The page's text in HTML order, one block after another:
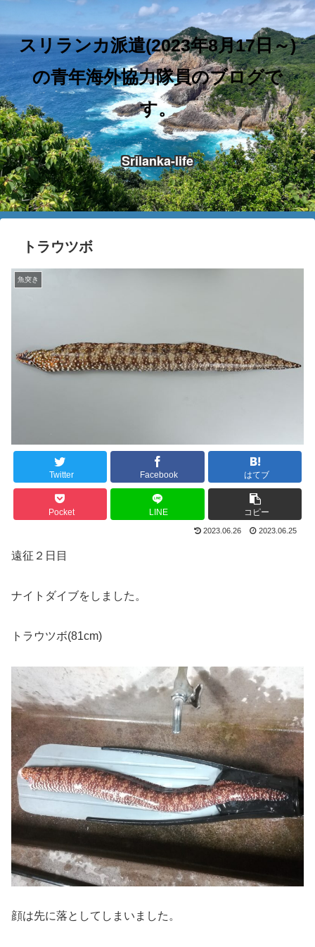
スリランカ派遣(2023年8月17日～)
の青年海外協力隊員のブログで
す。
Srilanka-life
トラウツボ
魚突き
Twitter Facebook はてブ
Pocket LINE コピー
2023.06.26 2023.06.25
遠征２日目
ナイトダイブをしました。
トラウツボ(81cm)
顔は先に落としてしまいました。